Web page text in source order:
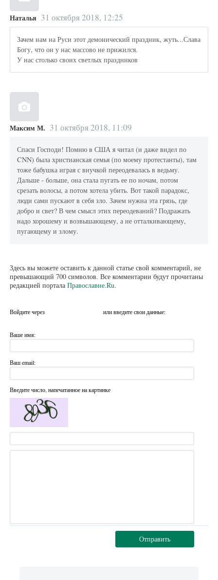
Наталья 31 октября 2018, 12:25
Зачем нам на Руси этот демонический праздник, жуть...Слава
Богу, что он у нас массово не прижился.
У нас столько своих светлых праздников
Максим М. 31 октября 2018, 11:09
Спаси Господи! Помню в США я читал (и даже видел по
CNN) была христианская семья (по моему протестанты), там
тоже бабушка играя с внучкой переодевалась в ведьму.
Дальше - больше, она стала пугать ее по ночам, потом
срезать волосы, а потом хотела убить. Вот такой парадокс,
люди сами пускают в себя зло. Зачем нужна эта грязь, где
добро и свет? В чем смысл этих переодеваний? Подражать
надо хорошему и возвышающему, а не отталкивающему,
пугающему и злому.
Здесь вы можете оставить к данной статье свой комментарий, не
превышающий 700 символов. Все комментарии будут прочитаны
редакцией портала Православие.Ru.
Войдите через или введите свои данные:
Ваше имя:
Ваш email:
Введите число, напечатанное на картинке
Отправить